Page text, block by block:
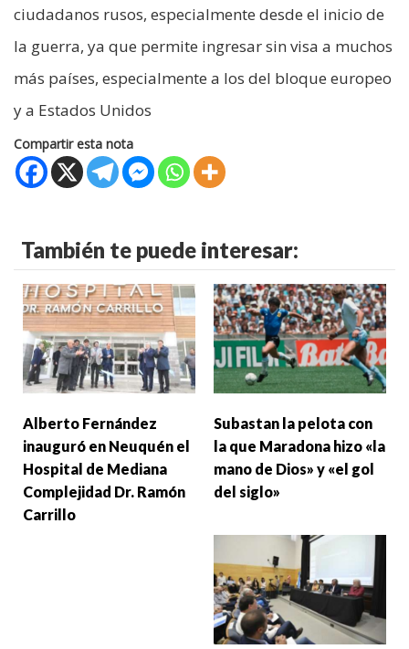
ciudadanos rusos, especialmente desde el inicio de
la guerra, ya que permite ingresar sin visa a muchos
más países, especialmente a los del bloque europeo
y a Estados Unidos
Compartir esta nota
También te puede interesar:
Alberto Fernández
inauguró en Neuquén el
Hospital de Mediana
Complejidad Dr. Ramón
Carrillo
Subastan la pelota con
la que Maradona hizo «la
mano de Dios» y «el gol
del siglo»